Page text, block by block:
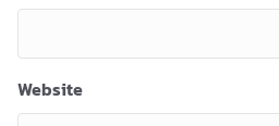
Website